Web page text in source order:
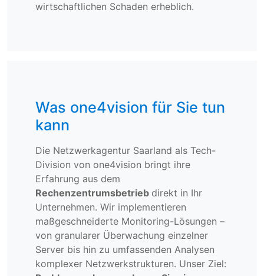
wirtschaftlichen Schaden erheblich.
Was one4vision für Sie tun
kann
Die Netzwerkagentur Saarland als Tech-
Division von one4vision bringt ihre
Erfahrung aus dem
Rechenzentrumsbetrieb direkt in Ihr
Unternehmen. Wir implementieren
maßgeschneiderte Monitoring-Lösungen –
von granularer Überwachung einzelner
Server bis hin zu umfassenden Analysen
komplexer Netzwerkstrukturen. Unser Ziel: